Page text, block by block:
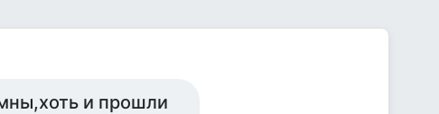
и прошли